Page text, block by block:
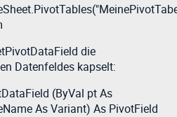
die
Datenfeldes kapselt:
(ByVal pt As
As Variant) As PivotField